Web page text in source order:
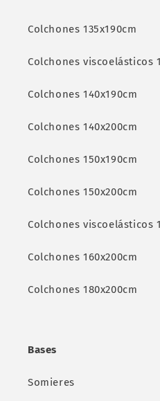
Colchones 135x190cm
Colchones viscoelásticos
Colchones 140x190cm
Colchones 140x200cm
Colchones 150x190cm
Colchones 150x200cm
Colchones viscoelásticos
Colchones 160x200cm
Colchones 180x200cm
Bases
Somieres